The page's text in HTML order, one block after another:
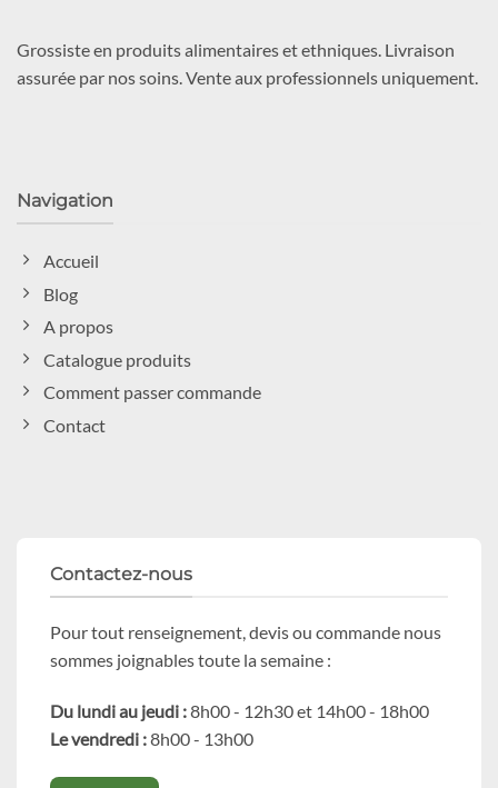
Grossiste en produits alimentaires et ethniques. Livraison
assurée par nos soins. Vente aux professionnels uniquement.
Navigation
Accueil
Blog
A propos
Catalogue produits
Comment passer commande
Contact
Contactez-nous
Pour tout renseignement, devis ou commande nous
sommes joignables toute la semaine :
Du lundi au jeudi :8h00 - 12h30 et 14h00 - 18h00
Le vendredi :8h00 - 13h00